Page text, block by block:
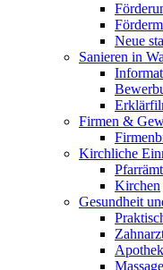
Neue
Sanieren in
Firmen &
Kirchliche
Kirchen
Gesundheit